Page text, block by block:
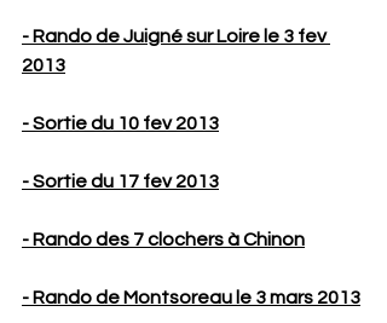
- Rando de Juigné sur Loire le 3 fev
2013
- Sortie du 10 fev 2013
- Sortie du 17 fev 2013
- Rando des 7 clochers à Chinon
- Rando de Montsoreau le 3 mars 2013